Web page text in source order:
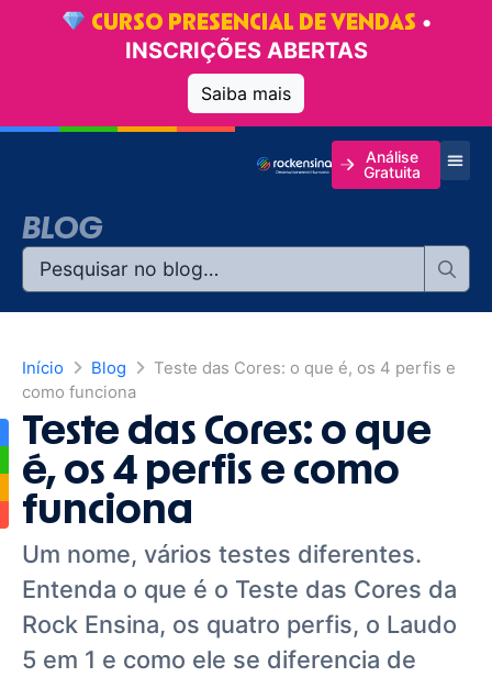
CURSO PRESENCIAL DE VENDAS •
INSCRIÇÕES ABERTAS
Saiba mais
Análise
Gratuita
BLOG
Início Blog
Teste das Cores: o que é, os 4 perfis e
como funciona
Teste das Cores: o que
é, os 4 perfis e como
funciona
Um nome, vários testes diferentes.
Entenda o que é o Teste das Cores da
Rock Ensina, os quatro perfis, o Laudo
5 em 1 e como ele se diferencia de